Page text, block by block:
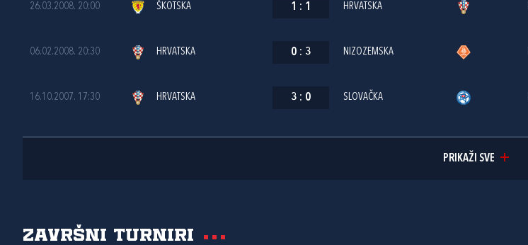
26.03.2008. 20:00 ŠKOTSKA 1 : 1 HRVATSKA
06.02.2008. 20:30 HRVATSKA 0 : 3 NIZOZEMSKA
16.10.2007. 17:30 HRVATSKA 3 : 0 SLOVAČKA
PRIKAŽI SVE
Završni turniri